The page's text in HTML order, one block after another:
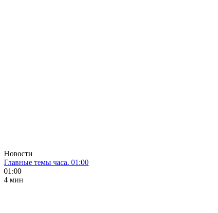
Новости
Главные темы часа. 01:00
01:00
4 мин